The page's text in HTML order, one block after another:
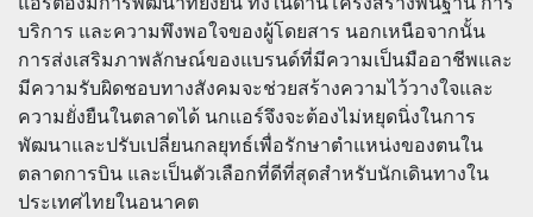
บริการ และความพึงพอใจของผู้โดยสาร นอกเหนือจากนั้น
การส่งเสริมภาพลักษณ์ของแบรนด์ที่มีความเป็นมืออาชีพและ
มีความรับผิดชอบทางสังคมจะช่วยสร้างความไว้วางใจและ
ความยั่งยืนในตลาดได้ นกแอร์จึงจะต้องไม่หยุดนิ่งในการ
พัฒนาและปรับเปลี่ยนกลยุทธ์เพื่อรักษาตำแหน่งของตนใน
ตลาดการบิน และเป็นตัวเลือกที่ดีที่สุดสำหรับนักเดินทางใน
ประเทศไทยในอนาคต